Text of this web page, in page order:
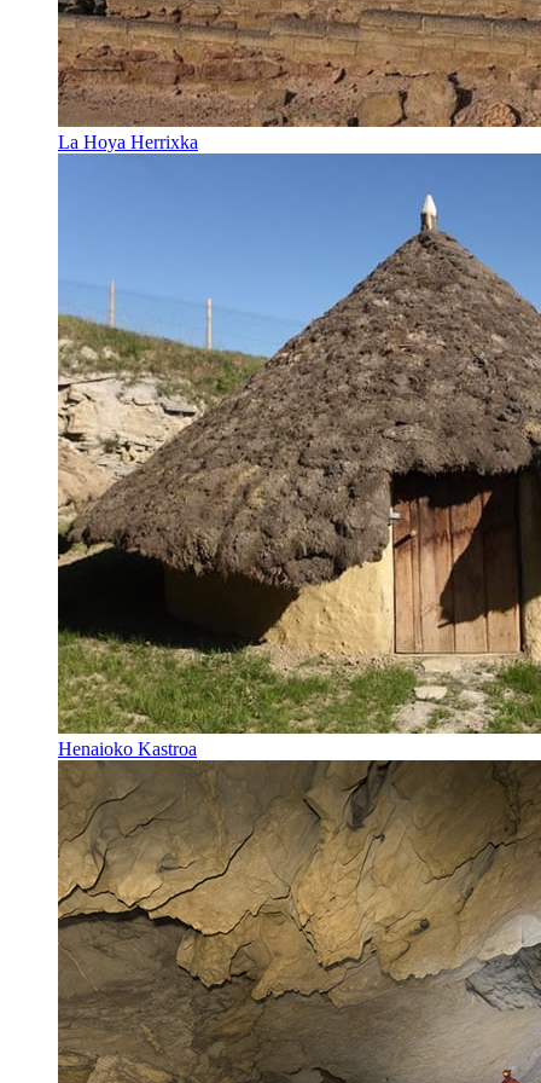
La Hoya Herrixka
Henaioko Kastroa